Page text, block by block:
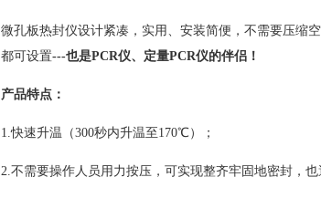
微孔板热封仪设计紧凑，实用、安装简便，不需要压缩
都可设置---也是PCR仪、定量PCR仪的伴侣！
产品特点：
1.快速升温（300秒内升温至170℃）；
2.不需要操作人员用力按压，可实现整齐牢固地密封，